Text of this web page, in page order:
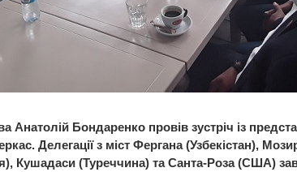
Анатолій Бондаренко провів зустріч із
Делегації з міст Фергана (Узбекістан),
Кушадаси (Туреччина) та Санта-Роза (США)